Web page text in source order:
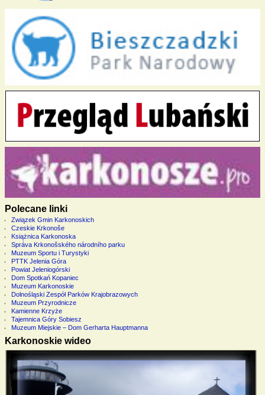
Polecane linki
Związek Gmin Karkonoskich
Czeskie Krkonoše
Książnica Karkonoska
Správa Krkonošského národního parku
Muzeum Sportu i Turystyki
PTTK Jelenia Góra
Powiat Jeleniogórski
Dom Spotkań Kopaniec
Muzeum Karkonoskie
Dolnośląski Zespół Parków Krajobrazowych
Muzeum Przyrodnicze
Kamienne Krzyże
Tajemnica Góry Sobiesz
Muzeum Miejskie – Dom Gerharta Hauptmanna
Karkonoskie wideo